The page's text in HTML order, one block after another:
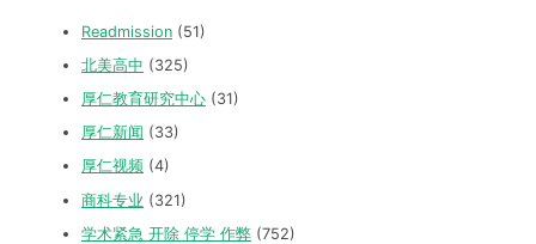
Readmission (51)
北美高中 (325)
厚仁教育研究中心 (31)
厚仁新闻 (33)
厚仁视频 (4)
商科专业 (321)
学术紧急 开除 停学 作弊 (752)